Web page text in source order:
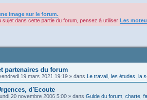
image sur le forum.
sujet dans cette partie du forum, pensez à utiliser Les
partenaires du forum
19 mars 2021 19:19 » dans Le travail, les études, la
d'Ecoute
20 novembre 2006 5:00 » dans Guide du forum, charte,